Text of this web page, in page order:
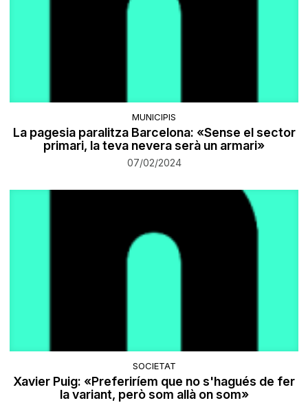
MUNICIPIS
La pagesia paralitza Barcelona: «Sense el sector
primari, la teva nevera serà un armari»
07/02/2024
SOCIETAT
Xavier Puig: «Preferiríem que no s'hagués de fer
la variant, però som allà on som»